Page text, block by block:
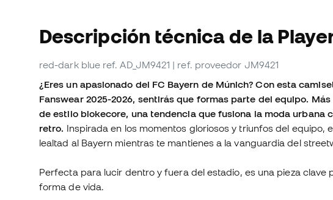
Descripción técnica de la
red-dark blue ref. AD_JM9421 | ref. proveedor JM9421
¿Eres un apasionado del FC Bayern de Múnich? Con esta
Fanswear 2025-2026, sentirás que formas parte del equipo.
de estilo blokecore, una tendencia que fusiona la moda urbana
retro. Inspirada en los momentos gloriosos y triunfos del equipo,
lealtad al Bayern mientras te mantienes a la vanguardia del
Perfecta para lucir dentro y fuera del estadio, es una pieza clave
forma de vida.